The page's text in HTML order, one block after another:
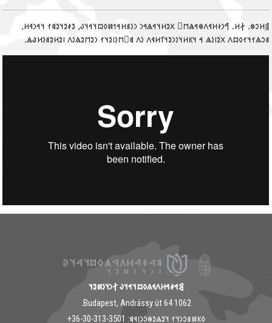
‮𐲠𐳢𐳛𐳌. 𐲇𐳢. 𐲀𐳙𐳇𐳢𐳁𐳤𐳌𐳀𐳖𐳮𐳸 𐳼𐳉𐳢𐳦𐳀𐳖𐳀𐳙 𐳙𐳋𐳠𐳢𐳀𐳒𐳯𐳓𐳪𐳦𐳀𐳦𐳜, 𐳉𐳎𐳉𐳦𐳉𐳘𐳐
𐳠𐳛𐳖𐳐𐳦𐳐𐳓𐳪𐳤 𐳂𐳉𐳥𐳋𐳖 𐳀 𐳦𐳞𐳢𐳦𐳋𐳙𐳉𐳦𐳑𐳢𐳁𐳤 𐳋𐳤 𐳘𐳹𐳮𐳋𐳥𐳉𐳦𐳐 𐳙𐳉𐳮𐳉𐳖𐳋𐳤
𐲘𐳀𐳎𐳀𐳢𐳤𐳁𐳍𐳓𐳪𐳦𐳀𐳦𐳜 𐲐𐳙𐳦𐳋𐳯𐳉𐳦
1062 Budapest, Andrássy út 64.
𐳓𐳞𐳯𐳠𐳛𐳙𐳦𐳐 𐳦𐳉𐳖𐳉𐳌𐳛𐳙𐳥𐳁𐳘: ‭+36-30-313-3501